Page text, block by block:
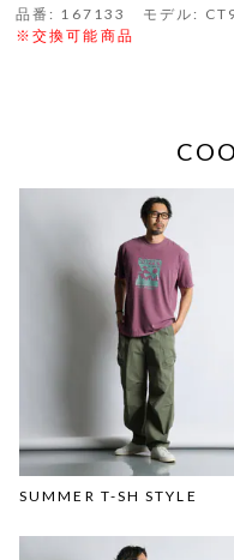
品番: 167133 モデル:
※交換可能商品
SUMMER T-SH STYLE